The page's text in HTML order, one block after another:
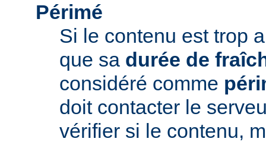
Périmé
Si le contenu est trop
que sa durée de
considéré comme
doit contacter le
vérifier si le contenu,